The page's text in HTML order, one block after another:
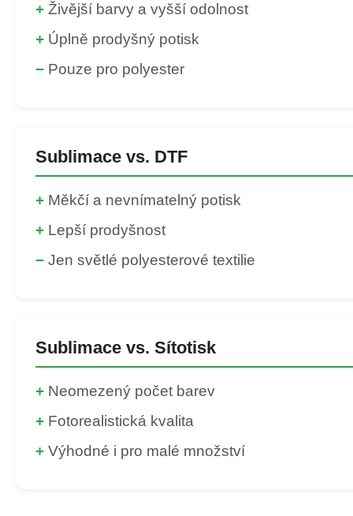
+ Živější barvy a vyšší odolnost
+ Úplně prodyšný potisk
− Pouze pro polyester
Sublimace vs. DTF
+ Měkčí a nevnímatelný potisk
+ Lepší prodyšnost
− Jen světlé polyesterové textilie
Sublimace vs. Sítotisk
+ Neomezený počet barev
+ Fotorealistická kvalita
+ Výhodné i pro malé množství